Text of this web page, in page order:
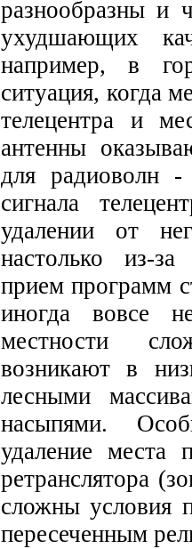
разнообразны и
ухудшающих
например, в
ситуация, когда
телецентра и
антенны
для радиоволн -
сигнала
удалении от
настолько из-
прием программ
иногда вовсе
местности
возникают в
лесными
насыпями.
удаление места
ретранслятора
сложны условия
пересеченным